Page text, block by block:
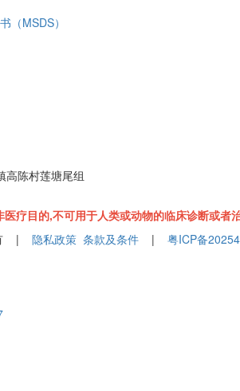
（MSDS）
高陈村莲塘尾组
疗目的,不可用于人类或动物的临床诊断或者
有 | 隐私政策 条款及条件 | 粤ICP备